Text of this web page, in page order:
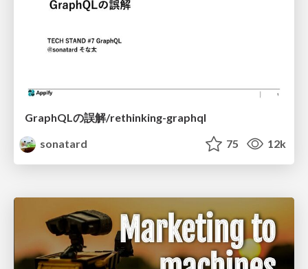
GraphQLの誤解/rethinking-graphql
sonatard
75 12k